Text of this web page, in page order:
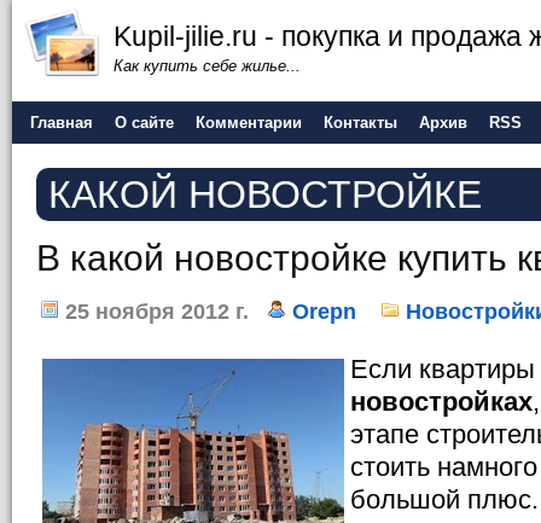
Kupil-jilie.ru - покупка и продажа
Как купить себе жилье...
Главная О сайте Комментарии Контакты Архив RSS
КАКОЙ НОВОСТРОЙКЕ
В какой новостройке купить
25 ноября 2012 г. Orepn
Если квартиры
новостройках
этапе
стоить
большой